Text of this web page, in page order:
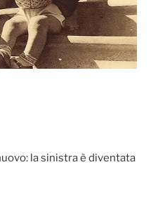
la sinistra è diventata